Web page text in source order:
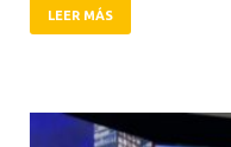
LEER MÁS